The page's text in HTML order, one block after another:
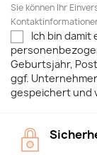
Sie können Ihr
Ich bin damit
Geburtsjahr,
ggf.
gespeichert und